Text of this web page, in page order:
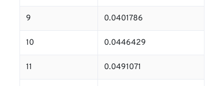
9 0.0401786
10 0.0446429
11 0.0491071